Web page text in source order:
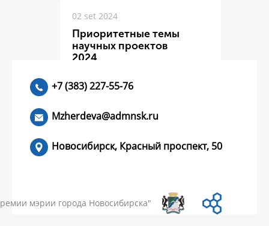
02 set 2024
Приоритетные темы
научных проектов
2024
ЧИТАТЬ >
+7 (383) 227-55-76
Mzherdeva@admnsk.ru
Новосибирск, Красный проспект, 50
мэрии города Новосибирска"